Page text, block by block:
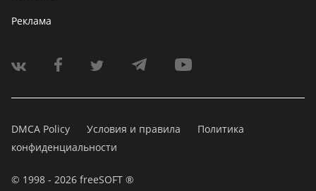
Реклама
DMCA Policy Условия и правила
Политика
конфиденциальности
© 1998 - 2026 freeSOFT ®